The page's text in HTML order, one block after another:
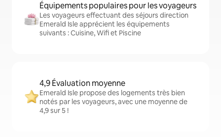
Équipements populaires pour les voyageurs
Les voyageurs effectuant des séjours direction
Emerald Isle apprécient les équipements
suivants : Cuisine, Wifi et Piscine
4,9 Évaluation moyenne
Emerald Isle propose des logements très bien
notés par les voyageurs, avec une moyenne de
4,9 sur 5 !